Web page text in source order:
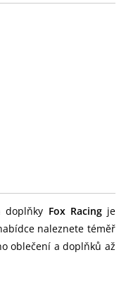
doplňky Fox Racingje
naleznete téměř
oblečení a doplňků až